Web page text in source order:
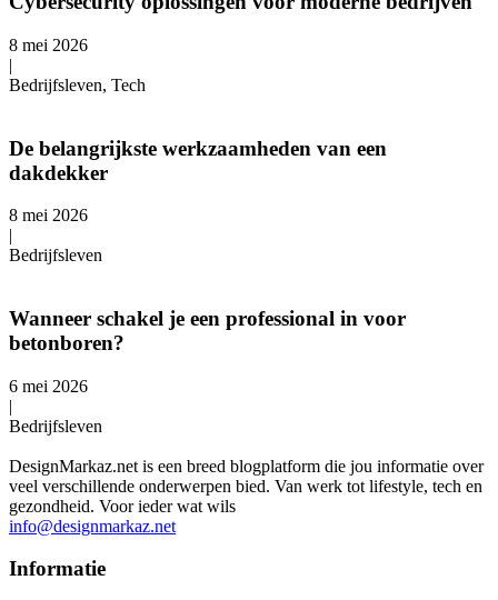
8 mei 2026
|
Bedrijfsleven, Tech
De belangrijkste werkzaamheden van een
dakdekker
8 mei 2026
|
Bedrijfsleven
Wanneer schakel je een professional in voor
betonboren?
6 mei 2026
|
Bedrijfsleven
DesignMarkaz.net is een breed blogplatform die jou informatie over
veel verschillende onderwerpen bied. Van werk tot lifestyle, tech en
gezondheid. Voor ieder wat wils
info@designmarkaz.net
Informatie